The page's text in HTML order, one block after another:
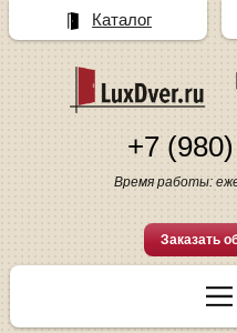
+7
Время работы:
Заказать
Каталог